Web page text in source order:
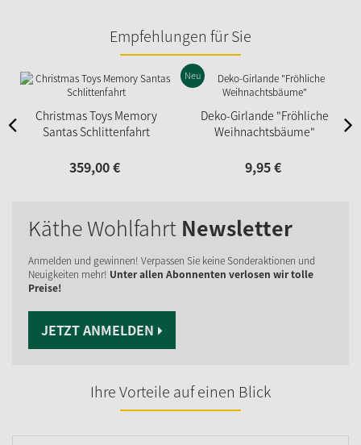
Empfehlungen für Sie
Christmas Toys Memory
Santas Schlittenfahrt
359,00€
Deko-Girlande "Fröhliche
Weihnachtsbäume"
Neu
9,95€
Käthe Wohlfahrt Newsletter
Anmelden und gewinnen! Verpassen Sie keine Sonderaktionen und
Neuigkeiten mehr! Unter allen Abonnenten verlosen wir tolle
Preise!
JETZT ANMELDEN
Ihre Vorteile auf einen Blick